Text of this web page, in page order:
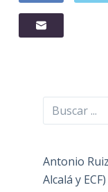
Buscar
Antonio
Alcalá y ECF)